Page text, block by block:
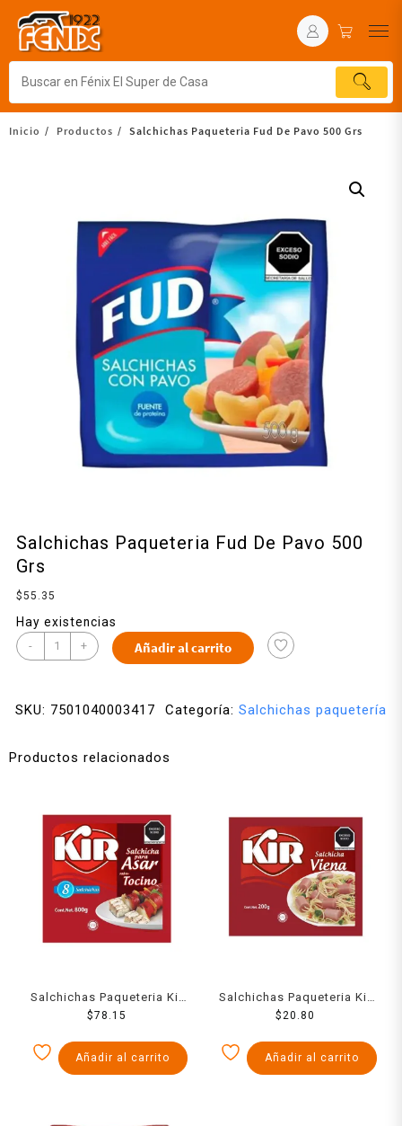
Inicio Productos Salchichas Paqueteria Fud De Pavo 500 Grs
Salchichas Paqueteria Fud De Pavo 500
Grs
$55.35
Hay existencias
- + Añadir al carrito
SKU: 7501040003417 Categoría: Salchichas paquetería
Productos relacionados
Salchichas Paqueteria Kir
Para Asar Con Tocino 800
$78.15
Añadir al carrito
Salchichas Paqueteria Kir
Viena 200 Grs
$ 20.80
Añadir al carrito